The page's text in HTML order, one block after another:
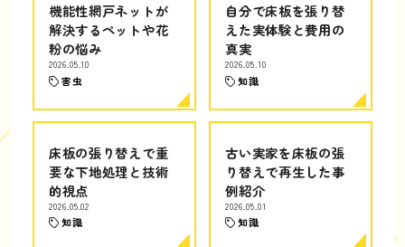
機能性網戸ネットが
解決するペットや花
粉の悩み
2026.05.10
害虫
自分で床板を張り替
えた実体験と費用の
真実
2026.05.10
知識
床板の張り替えで重
要な下地処理と技術
的視点
2026.05.02
知識
古い実家を床板の張
り替えで再生した事
例紹介
2026.05.01
知識